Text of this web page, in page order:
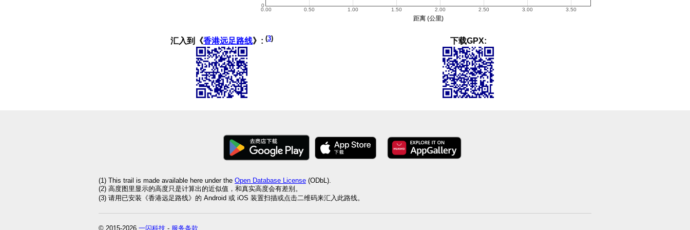
汇入到《香港远足路线》: (3) 下载GPX:
(1) This trail is made available here under the Open Database License (ODbL).
(2) 高度图里显示的高度只是计算出的近似值，和真实高度会有差别。
(3) 请用已安装《香港远足路线》的 Android 或 iOS 装置扫描或点击二维码来汇入此路线。
© 2015-2026 一闪科技 - 服务条款